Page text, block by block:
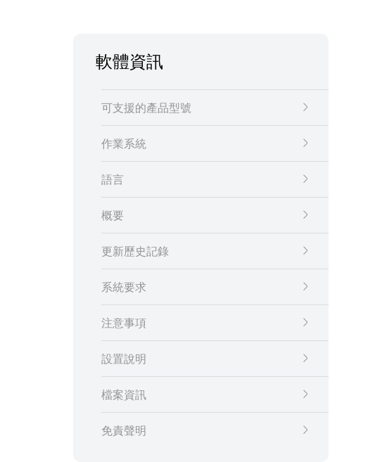
軟體資訊
可支援的產品型號
作業系統
語言
概要
更新歷史記錄
系統要求
注意事項
設置說明
檔案資訊
免責聲明